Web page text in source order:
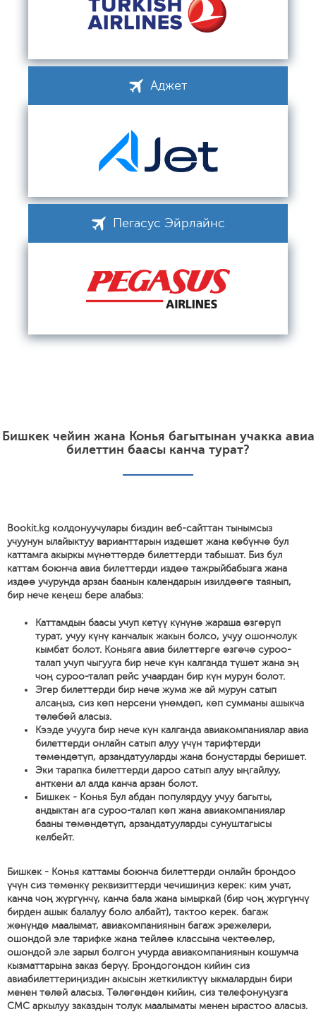
Аджет
Пегасус Эйрлайнс
Бишкек чейин жана Конья багытынан учакка авиа
билеттин баасы канча турат?
Bookit.kg колдонуучулары биздин веб-сайттан тынымсыз
учуунун ылайыктуу варианттарын издешет жана көбүнчө бул
каттамга акыркы мүнөттөрдө билеттерди табышат. Биз бул
каттам боюнча авиа билеттерди издөө тажрыйбабызга жана
издөө учурунда арзан баанын календарын изилдөөгө таянып,
бир нече кеңеш бере алабыз:
Каттамдын баасы учуп кетүү күнүнө жараша өзгөрүп
турат, учуу күнү канчалык жакын болсо, учуу ошончолук
кымбат болот. Коньяга авиа билеттерге өзгөчө суроо-
талап учуп чыгууга бир нече күн калганда түшөт жана эң
чоң суроо-талап рейс учаардан бир күн мурун болот.
Эгер билеттерди бир нече жума же ай мурун сатып
алсаңыз, сиз көп нерсени үнөмдөп, көп сумманы ашыкча
төлөбөй аласыз.
Кээде учууга бир нече күн калганда авиакомпаниялар авиа
билеттерди онлайн сатып алуу үчүн тарифтерди
төмөндөтүп, арзандатууларды жана бонустарды беришет.
Эки тарапка билеттерди дароо сатып алуу ыңгайлуу,
анткени ал алда канча арзан болот.
Бишкек - Конья Бул абдан популярдуу учуу багыты,
андыктан ага суроо-талап көп жана авиакомпаниялар
бааны төмөндөтүп, арзандатууларды сунуштагысы
келбейт.
Бишкек - Конья каттамы боюнча билеттерди онлайн брондоо
үчүн сиз төмөнкү реквизиттерди чечишиңиз керек: ким учат,
канча чоң жүргүнчү, канча бала жана ымыркай (бир чоң жүргүнчү
бирден ашык балалуу боло албайт), тактоо керек. багаж
жөнүндө маалымат, авиакомпаниянын багаж эрежелери,
ошондой эле тарифке жана тейлөө классына чектөөлөр,
ошондой эле зарыл болгон учурда авиакомпаниянын кошумча
кызматтарына заказ берүү. Брондогондон кийин сиз
авиабилеттериңиздин акысын жеткиликтүү ыкмалардын бири
менен төлөй аласыз. Төлөгөндөн кийин, сиз телефонуңузга
СМС аркылуу заказдын толук маалыматы менен ырастоо аласыз.